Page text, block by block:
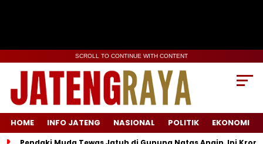
SCROLL TO CONTINUE WITH CONTENT
HOME INFO JATENG NASIONAL POLITIK EKONOMI